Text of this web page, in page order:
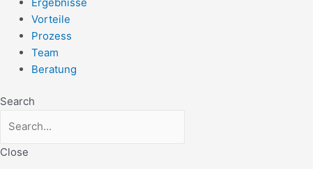
Vorteile
Prozess
Team
Beratung
Search
Close